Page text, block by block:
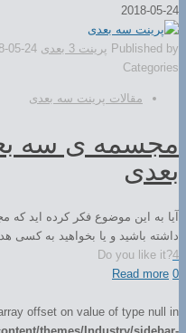
2018-05-24
Published by پرینت 3 بعدی
05-24
Categories
مقالات پرینت سه بعدی
مجسمه ی سه
بعدی
آیا به این موضوع فکر کرده اید که
داشته باشید و یا بخواهید به کسی
Do you like it?4
0
Read more
offset on value of type null in